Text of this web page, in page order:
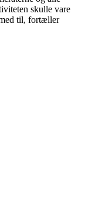
skulle vare
til, fortæller